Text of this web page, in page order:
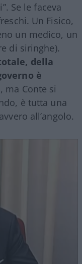
Se le faceva
Un Fisico,
un medico, un
di siringhe).
della
è
, ma Conte si
è tutta una
all’angolo.